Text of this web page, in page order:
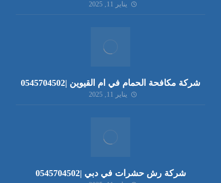
يناير 11, 2025
شركة مكافحة الحمام في ام القيوين |0545704502
يناير 11, 2025
شركة رش حشرات في دبي |0545704502